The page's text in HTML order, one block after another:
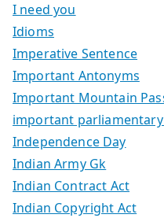
I need you
Idioms
Imperative Sentence
Important Antonyms
Important Mountain
important
Independence Day
Indian Army Gk
Indian Contract Act
Indian Copyright Act